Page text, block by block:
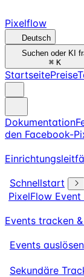
Pixelflow
Deutsch
Suchen oder KI
⌘ K
StartseitePreise
Dokumentation
den Facebook-
Schnellstart
PixelFlow
Events tracken
Events auslösen
Sekundäre